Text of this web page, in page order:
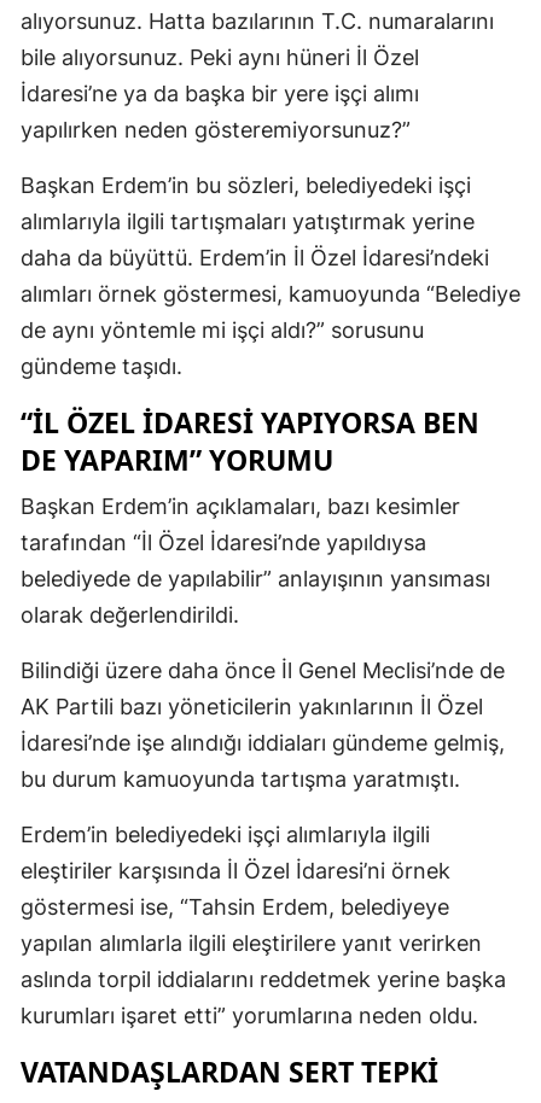
alıyorsunuz. Hatta bazılarının T.C. numaralarını
bile alıyorsunuz. Peki aynı hüneri İl Özel
İdaresi’ne ya da başka bir yere işçi alımı
yapılırken neden gösteremiyorsunuz?”
Başkan Erdem’in bu sözleri, belediyedeki işçi
alımlarıyla ilgili tartışmaları yatıştırmak yerine
daha da büyüttü. Erdem’in İl Özel İdaresi’ndeki
alımları örnek göstermesi, kamuoyunda “Belediye
de aynı yöntemle mi işçi aldı?” sorusunu
gündeme taşıdı.
“İL ÖZEL İDARESİ YAPIYORSA BEN
DE YAPARIM” YORUMU
Başkan Erdem’in açıklamaları, bazı kesimler
tarafından “İl Özel İdaresi’nde yapıldıysa
belediyede de yapılabilir” anlayışının yansıması
olarak değerlendirildi.
Bilindiği üzere daha önce İl Genel Meclisi’nde de
AK Partili bazı yöneticilerin yakınlarının İl Özel
İdaresi’nde işe alındığı iddiaları gündeme gelmiş,
bu durum kamuoyunda tartışma yaratmıştı.
Erdem’in belediyedeki işçi alımlarıyla ilgili
eleştiriler karşısında İl Özel İdaresi’ni örnek
göstermesi ise, “Tahsin Erdem, belediyeye
yapılan alımlarla ilgili eleştirilere yanıt verirken
aslında torpil iddialarını reddetmek yerine başka
kurumları işaret etti” yorumlarına neden oldu.
VATANDAŞLARDAN SERT TEPKİ